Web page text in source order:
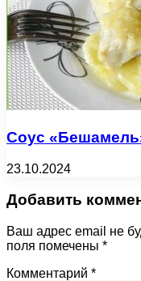
Соус
23.10.2024
Добавить
Ваш адрес email не
поля помечены *
Комментарий *